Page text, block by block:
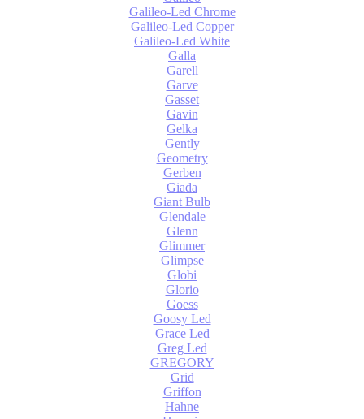
Galileo-Led Chrome
Galileo-Led Copper
Galileo-Led White
Galla
Garell
Garve
Gasset
Gavin
Gelka
Gently
Geometry
Gerben
Giada
Giant Bulb
Glendale
Glenn
Glimmer
Glimpse
Globi
Glorio
Goess
Goosy Led
Grace Led
Greg Led
GREGORY
Grid
Griffon
Hahne